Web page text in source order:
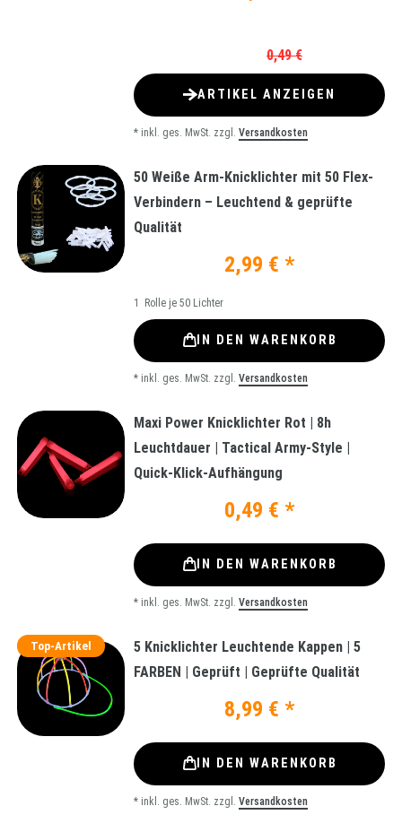
0,49 €
ARTIKEL ANZEIGEN
* inkl. ges. MwSt. zzgl. Versandkosten
50 Weiße Arm-Knicklichter mit 50 Flex-
Verbindern – Leuchtend & geprüfte
Qualität
2,99 € *
1 Rolle je 50 Lichter
IN DEN WARENKORB
* inkl. ges. MwSt. zzgl. Versandkosten
Maxi Power Knicklichter Rot | 8h
Leuchtdauer | Tactical Army-Style |
Quick-Klick-Aufhängung
0,49 € *
IN DEN WARENKORB
* inkl. ges. MwSt. zzgl. Versandkosten
Top-Artikel
5 Knicklichter Leuchtende Kappen | 5
FARBEN | Geprüft | Geprüfte Qualität
8,99 € *
IN DEN WARENKORB
* inkl. ges. MwSt. zzgl. Versandkosten